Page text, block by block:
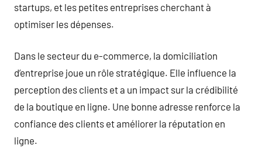
startups, et les petites entreprises cherchant à
optimiser les dépenses.
Dans le secteur du e-commerce, la domiciliation
d’entreprise joue un rôle stratégique. Elle influence la
perception des clients et a un impact sur la crédibilité
de la boutique en ligne. Une bonne adresse renforce la
confiance des clients et améliorer la réputation en
ligne.